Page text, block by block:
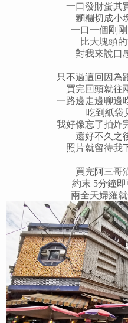
一口發財蛋其
麵糰切成小
一口一個剛
比大塊頭
對我來說口
只不過這回因為
買完回頭就往
一路邊走邊聊邊
吃到紙袋
我好像忘了拍炸
還好不久之
照片就留待我
買完阿三哥
約末 5分鐘即
兩全天婦羅